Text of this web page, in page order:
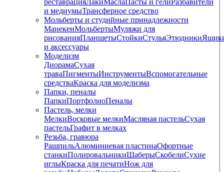
реставрацияЛакиМаслаПасты и гелиРазбавители
и медиумыТрансферное средство
Мольберты и студийные принадлежности
МанекенМольбертыМуляжи для
рисованияПланшетыСтойкиСтульяЭтюдники
и аксессуары
Моделизм
ДиорамаСухая
траваПигментыИнструментыВспомогательные
средстваКраска для моделизма
Папки, пеналы
ПапкиПортфолиоПеналы
Пастель, мелки
МелкиВосковые мелкиМасляная пастельСухая
пастельГрафит в мелках
Резьба, гравюра
РашпильАлюминиевая пластинаОфортные
станкиПолировальникиШаберыСкобелиСухие
иглыКраска для печатиНож для